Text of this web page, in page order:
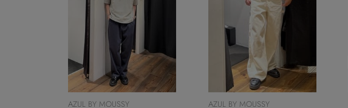
AZUL BY MOUSSY
AZUL BY MOUSSY